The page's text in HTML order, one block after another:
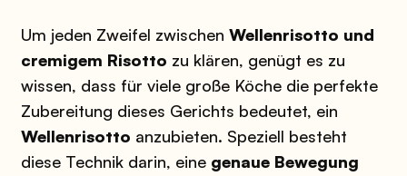
Um jeden Zweifel zwischen Wellenrisotto und
cremigem Risotto zu klären, genügt es zu
wissen, dass für viele große Köche die perfekte
Zubereitung dieses Gerichts bedeutet, ein
Wellenrisotto anzubieten. Speziell besteht
diese Technik darin, eine genaue Bewegung